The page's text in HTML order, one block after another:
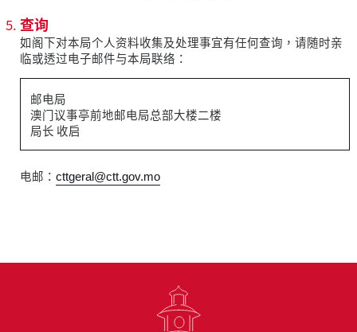
查询
如阁下对本局个人资料收集及处理事宜有任何查询，请随时亲
临或透过电子邮件与本局联络：
邮电局
澳门议事亭前地邮电局总部大楼二楼
局长 收启
电邮：cttgeral@ctt.gov.mo